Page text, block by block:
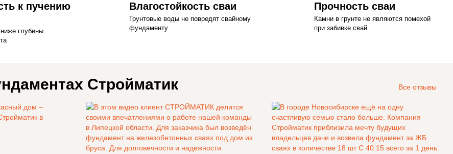
к пучению
глубины
Влагостойкость сваи
Грунтовые воды не повредят свайному
фундаменту
Прочность сваи
Камни в грунте не являются помехой
при забивке свай
Все отзывы
Стройматик